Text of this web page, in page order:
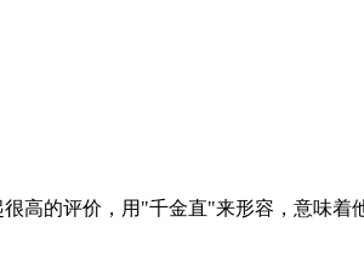
高的评价，用"千金直"来形容，意味